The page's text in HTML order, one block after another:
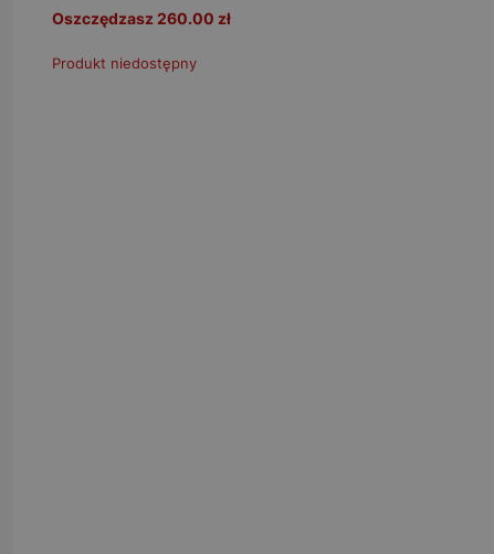
Oszczędzasz 260.00 zł
Produkt niedostępny